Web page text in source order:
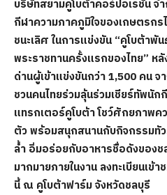
บริษัทสยามคูโบต้าคอร์ปอเรชั่น
กีฬาความภาคภูมิใจของเกษตรกร
ชนะเลิศ ในการแข่งขัน “คูโบต้าพั
พระราชทานครั้งแรกของไทย” ห
ด่านผู้เข้าแข่งขันกว่า 1,500 คน จ
ชวนคนไทยร่วมลุ้นร่วมเชียร์ทัพนั
แทรกเตอร์คูโบต้า โชว์ศักยภาพ
ตัว พร้อมสนุกสนานกับกิจกรรมทั
ล้ำ อิ่มอร่อยกับอาหารชื่อดังของช
มากมายภายในงาน ลงทะเบียนเ
นี้ ณ คูโบต้าฟาร์ม จังหวัดชลบุรี